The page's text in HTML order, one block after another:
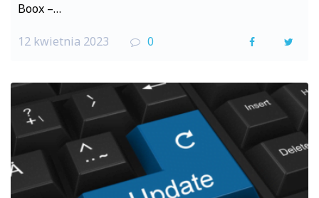
Boox –…
12 kwietnia 2023 0
F
o